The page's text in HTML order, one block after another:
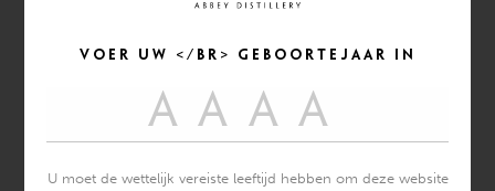
HARMONY
GLASS
Voer uw </br> geboortejaar in
U moet de wettelijk vereiste leeftijd hebben om deze website